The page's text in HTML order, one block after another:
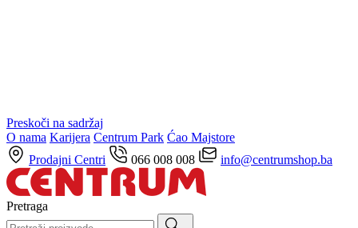
Preskoči na sadržaj
O nama Karijera Centrum Park Ćao Majstore
Prodajni Centri
066 008 008 info@centrumshop.ba
Pretraga